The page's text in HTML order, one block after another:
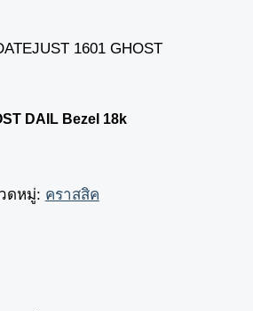
1601 GHOST
DAIL Bezel 18k
ดหมู่: คราสสิค